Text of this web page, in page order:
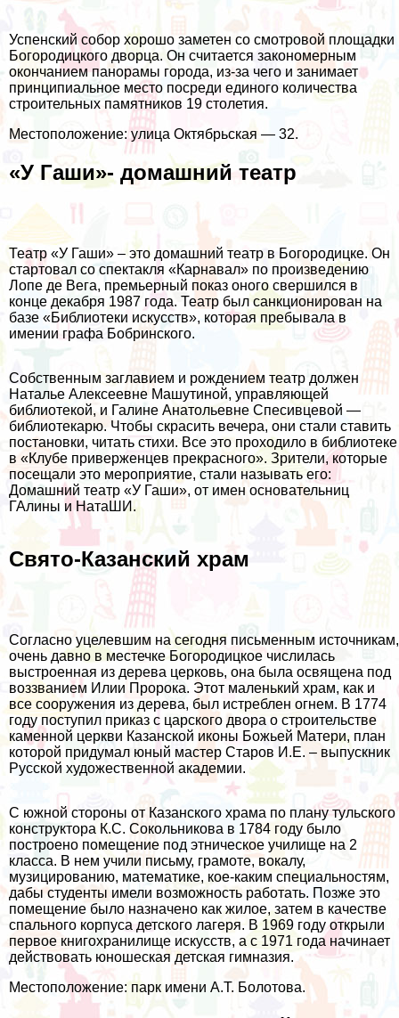
Успенский собор хорошо заметен со смотровой площадки
Богородицкого дворца. Он считается закономерным
окончанием панорамы города, из-за чего и занимает
принципиальное место посреди единого количества
строительных памятников 19 столетия.
Местоположение: улица Октябрьская — 32.
«У Гаши»- домашний театр
Театр «У Гаши» – это домашний театр в Богородицке. Он
стартовал со спектакля «Карнавал» по произведению
Лопе де Вега, премьерный показ оного свершился в
конце декабря 1987 года. Театр был санкционирован на
базе «Библиотеки искусств», которая пребывала в
имении графа Бобринского.
Собственным заглавием и рождением театр должен
Наталье Алексеевне Машутиной, управляющей
библиотекой, и Галине Анатольевне Спесивцевой —
библиотекарю. Чтобы скрасить вечера, они стали ставить
постановки, читать стихи. Все это проходило в библиотеке
в «Клубе приверженцев прекрасного». Зрители, которые
посещали это мероприятие, стали называть его:
Домашний театр «У Гаши», от имен основательниц
ГАлины и НатаШИ.
Свято-Казанский храм
Согласно уцелевшим на сегодня письменным источникам,
очень давно в местечке Богородицкое числилась
выстроенная из дерева церковь, она была освящена под
воззванием Илии Пророка. Этот маленький храм, как и
все сооружения из дерева, был истреблен огнем. В 1774
году поступил приказ с царского двора о строительстве
каменной церкви Казанской иконы Божьей Матери, план
которой придумал юный мастер Старов И.Е. – выпускник
Русской художественной академии.
С южной стороны от Казанского храма по плану тульского
конструктора К.С. Сокольникова в 1784 году было
построено помещение под этническое училище на 2
класса. В нем учили письму, грамоте, вокалу,
музицированию, математике, кое-каким специальностям,
дабы студенты имели возможность работать. Позже это
помещение было назначено как жилое, затем в качестве
спального корпуса детского лагеря. В 1969 году открыли
первое книгохранилище искусств, а с 1971 года начинает
действовать юношеская детская гимназия.
Местоположение: парк имени А.Т. Болотова.